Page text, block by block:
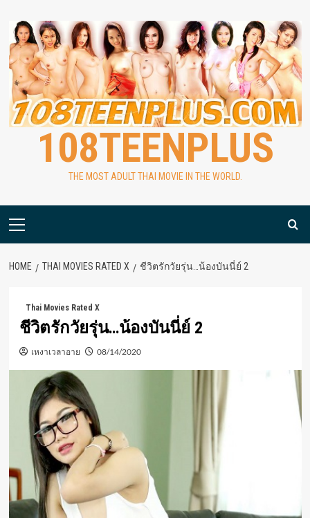
content
108TEENPLUS
THE MOST ADULT THAI MOVIE IN THE WORLD.
Primary
HOME THAI MOVIES RATED X ชีวิตรักวัยรุ่น…น้องบันนี่ย์ 2
Thai Movies Rated X
ชีวิตรักวัยรุ่น…น้องบันนี่ย์ 2
เหงาเวลาอาย 08/14/2020